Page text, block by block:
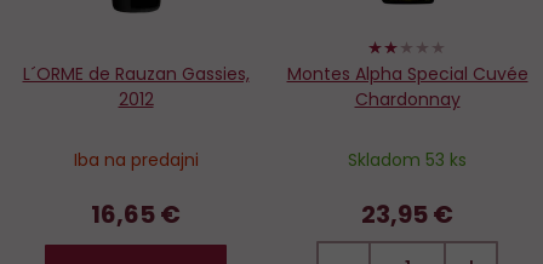
L´ORME de Rauzan Gassies,
2012
Iba na predajni
16,65 €
40%
Montes Alpha Special Cuvée
Chardonnay
Skladom 53 ks
23,95 €